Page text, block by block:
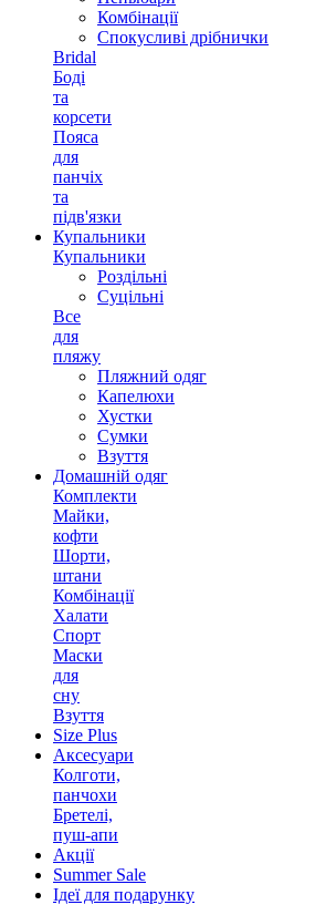
Комбінації
Спокусливі дрібнички
Bridal
Боді
та
корсети
Пояса
для
панчіх
та
підв'язки
Купальники
Купальники
Роздільні
Суцільні
Все
для
пляжу
Пляжний одяг
Капелюхи
Хустки
Сумки
Взуття
Домашній одяг
Комплекти
Майки,
кофти
Шорти,
штани
Комбінації
Халати
Спорт
Маски
для
сну
Взуття
Size Plus
Аксесуари
Колготи,
панчохи
Бретелі,
пуш-апи
Акції
Summer Sale
Ідеї для подарунку